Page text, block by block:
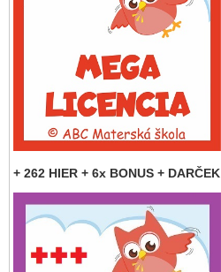
+ 262 HIER + 6x BONUS + DARČEK